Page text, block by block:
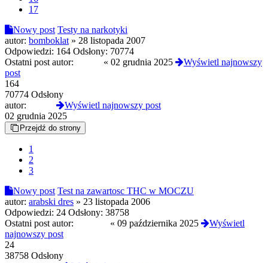
17
Nowy post Testy na narkotyki
autor: bomboklat » 28 listopada 2007
Odpowiedzi: 164 Odsłony: 70774
Ostatni post autor:
« 02 grudnia 2025
Wyświetl najnowszy
post
164
70774 Odsłony
autor:
Wyświetl najnowszy post
02 grudnia 2025
Przejdź do strony
1
2
3
Nowy post Test na zawartosc THC w MOCZU
autor: arabski dres » 23 listopada 2006
Odpowiedzi: 24 Odsłony: 38758
Ostatni post autor:
« 09 października 2025
Wyświetl
najnowszy post
24
38758 Odsłony